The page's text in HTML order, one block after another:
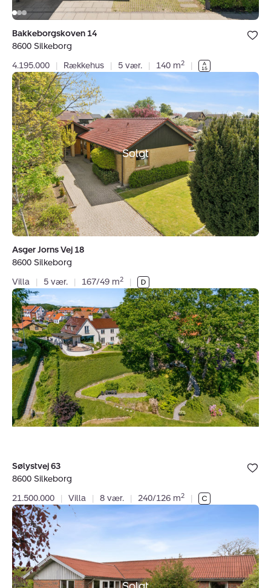
Bolig er
under dine
Bakkeborgskoven 14
8600 Silkeborg
4.195.000
| Rækkehus | 5 vær. | 140 m2 |
Villa:
Asger
Jorns
Vej
18,
8600
Silkeborg
Solgt
Asger Jorns Vej 18
8600 Silkeborg
Villa
| 5 vær. | 167/49 m2 |
Villa:
Sølystvej
63,
8600
Silkeborg
Bolig er
under dine
Sølystvej 63
8600 Silkeborg
21.500.000
| Villa | 8 vær. | 240/126 m2 |
Villa:
Ystadvej
15,
8600
Silkeborg